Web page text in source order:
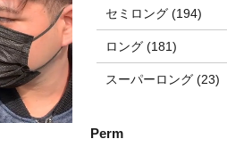
セミロング (194)
ロング (181)
スーパーロング (23)